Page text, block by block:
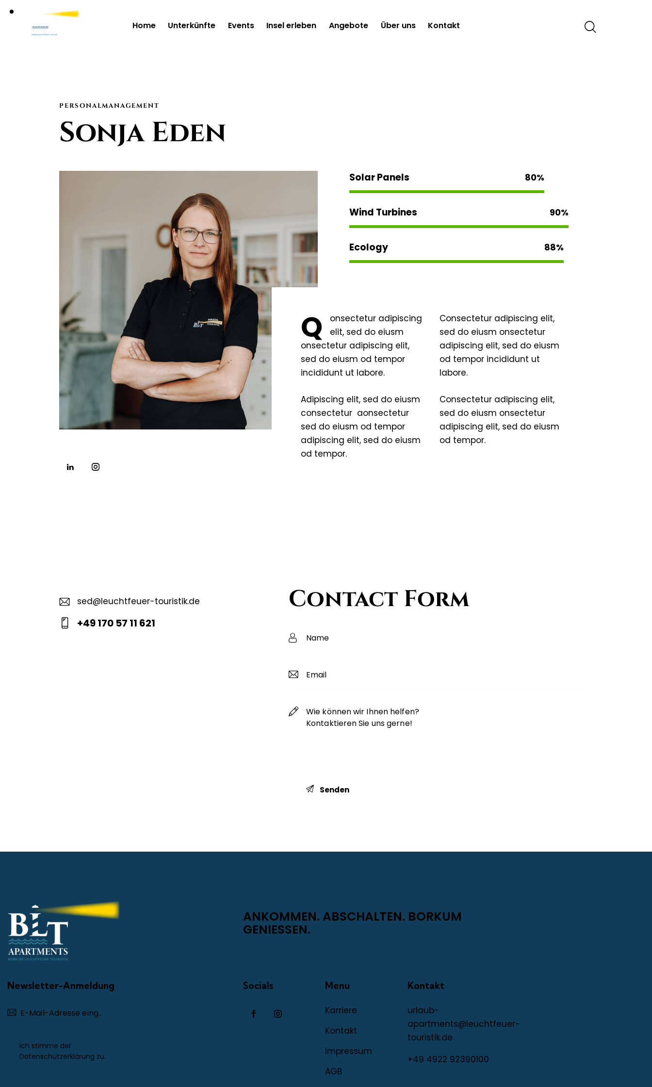
Home Unterkünfte Events Insel erleben Angebote Über uns Kontakt
PERSONALMANAGEMENT
Sonja Eden
Solar Panels 80%
Wind Turbines 90%
Ecology 88%
Q
onsectetur adipiscing
elit, sed do eiusm
onsectetur adipiscing elit,
sed do eiusm od tempor
incididunt ut labore.
Adipiscing elit, sed do eiusm
consectetur aonsectetur
sed do eiusm od tempor
adipiscing elit, sed do eiusm
od tempor.
Consectetur adipiscing elit,
sed do eiusm onsectetur
adipiscing elit, sed do eiusm
od tempor incididunt ut
labore.
Consectetur adipiscing elit,
sed do eiusm onsectetur
adipiscing elit, sed do eiusm
od tempor.
E-
m
sed@leuchtfeuer-touristik.de
+49 170 57 11 621
Contact Form
ANKOMMEN. ABSCHALTEN. BORKUM
GENIESSEN.
Newsletter-Anmeldung
Ich stimme der
Datenschutzerklärung zu.
Socials Menu
Karriere
Kontakt
Impressum
AGB
Kontakt
urlaub-
apartments@leuchtfeuer-
touristik.de
+49 4922 92390100